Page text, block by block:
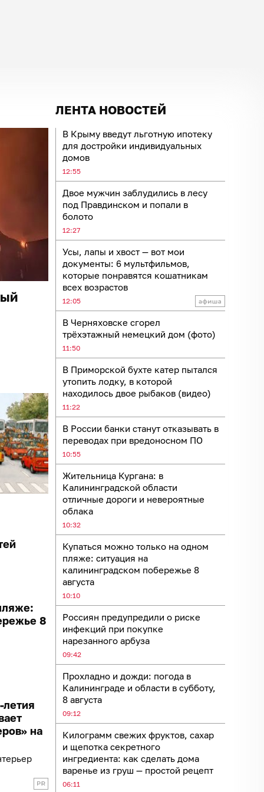
ЛЕНТА НОВОСТЕЙ
В Крыму введут льготную ипотеку
для достройки индивидуальных
домов
12:55
Двое мужчин заблудились в лесу
под Правдинском и попали в
болото
12:27
Усы, лапы и хвост — вот мои
документы: 6 мультфильмов,
которые понравятся кошатникам
всех возрастов
12:05
В Черняховске сгорел
трёхэтажный немецкий дом (фото)
11:50
В Приморской бухте катер пытался
утопить лодку, в которой
находилось двое рыбаков (видео)
11:22
В России банки станут отказывать в
переводах при вредоносном ПО
10:55
Жительница Кургана: в
Калининградской области
отличные дороги и невероятные
облака
10:32
Купаться можно только на одном
пляже: ситуация на
калининградском побережье 8
августа
10:10
Россиян предупредили о риске
инфекций при покупке
нарезанного арбуза
09:42
Прохладно и дожди: погода в
Калининграде и области в субботу,
8 августа
09:12
Килограмм свежих фруктов, сахар
и щепотка секретного
ингредиента: как сделать дома
варенье из груш — простой рецепт
06:11
8
летия
на